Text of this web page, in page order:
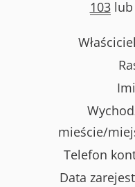
103lub
mieście/
Telefon
Data